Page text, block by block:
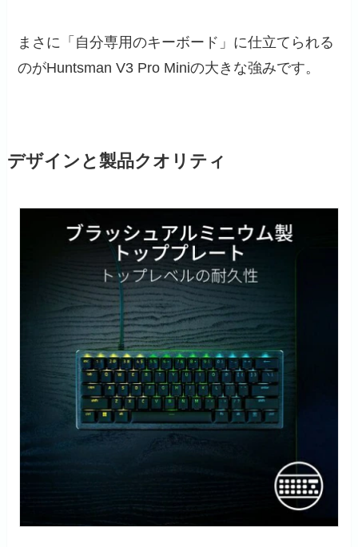
まさに「自分専用のキーボード」に仕立てられる
のがHuntsman V3 Pro Miniの大きな強みです。
デザインと製品クオリティ